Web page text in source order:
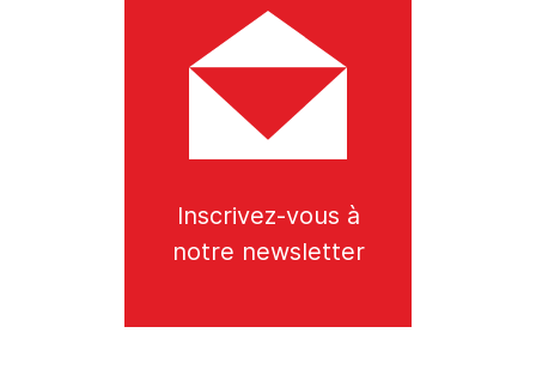
Inscrivez-vous à
notre newsletter